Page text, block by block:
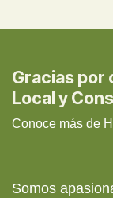
Gracias por
Local y
Conoce más de
Somos